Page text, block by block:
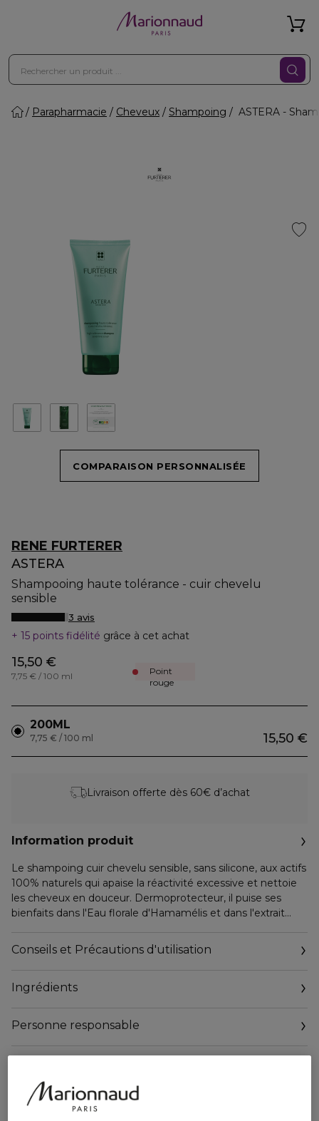
Parapharmacie Cheveux Shampoing ASTERA -
COMPARAISON PERSONNALISÉE
RENE FURTERER
ASTERA
Shampooing haute tolérance - cuir chevelu
sensible
3 avis
15 points fidélité grâce à cet achat
15,50 €
7,75 € / 100 ml
Point
rouge
200ML
15,50 €
7,75 € / 100 ml
Livraison offerte dès 60€ d’achat
Information produit
Le shampoing cuir chevelu sensible, sans silicone, aux actifs
100% naturels qui apaise la réactivité excessive et nettoie
les cheveux en douceur. Dermoprotecteur, il puise ses
bienfaits dans l'Eau florale d'Hamamélis et dans l'extrait
chevelu. Peut être utilisé chez l'enfant à partir de trois ans.
Le Green Impact index mesure l'impact environnemental
et sociétal de nos produits à partir d'une note globale
chacun, mais son respect de la nature et de la société dans
son ensemble (éco-socio-conception). Chez Pierre Fabre,
Conseils et Précautions d'utilisation
Ingrédients
Personne responsable